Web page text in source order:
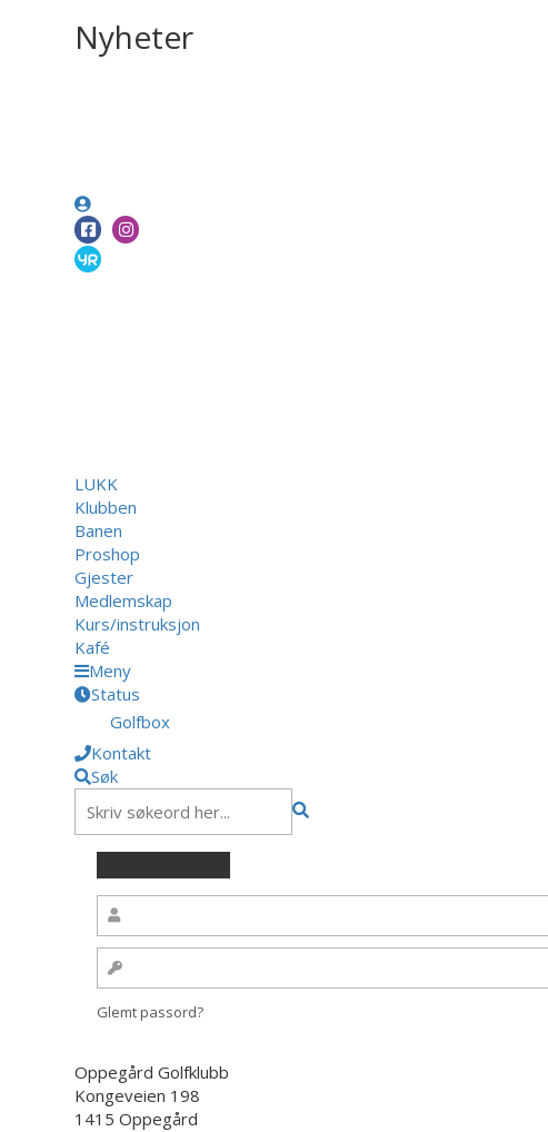
Nyheter
LUKK
Klubben
Banen
Proshop
Gjester
Medlemskap
Kurs/instruksjon
Kafé
Meny
Status
Golfbox
Kontakt
Søk
Glemt passord?
Oppegård Golfklubb
Kongeveien 198
1415 Oppegård